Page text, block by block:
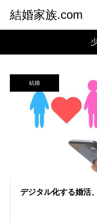
結婚家族.com
結婚
デジタル化する婚活